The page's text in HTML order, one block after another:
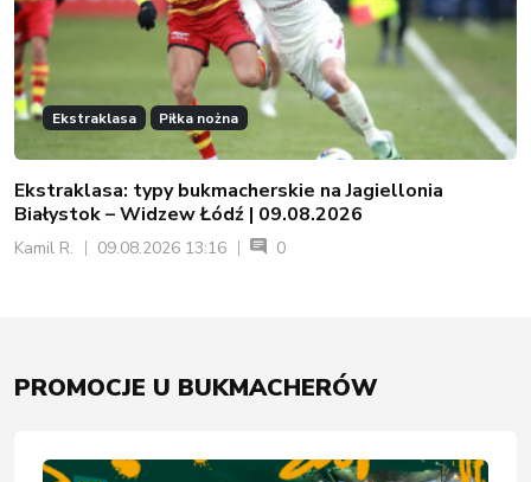
Ekstraklasa Piłka nożna
Ekstraklasa: typy bukmacherskie na Jagiellonia
Białystok – Widzew Łódź | 09.08.2026
Kamil R. 09.08.2026 13:16 0
PROMOCJE U BUKMACHERÓW